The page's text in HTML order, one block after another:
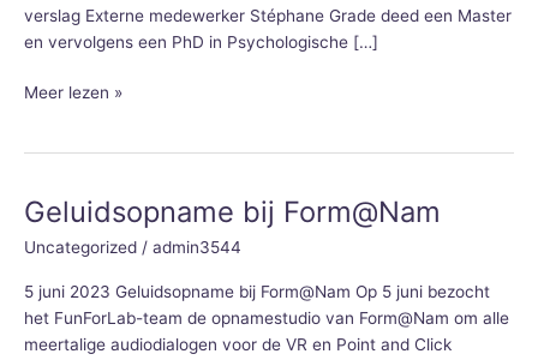
verslag Externe medewerker Stéphane Grade deed een Master
en vervolgens een PhD in Psychologische […]
Meer lezen »
Geluidsopname bij Form@Nam
Uncategorized / admin3544
5 juni 2023 Geluidsopname bij Form@Nam Op 5 juni bezocht
het FunForLab-team de opnamestudio van Form@Nam om alle
meertalige audiodialogen voor de VR en Point and Click
Geluidsopname
Form@Nam